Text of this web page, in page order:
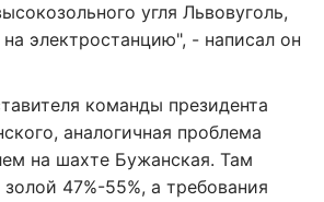
угля Львовуголь,
электростанцию", - написал он
команды президента
аналогичная проблема
на шахте Бужанская. Там
золой 47%-55%, а требования